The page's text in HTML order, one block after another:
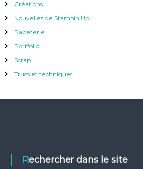
Créations
Nouvelles de Stampin'Up!
Papeterie
Portfolio
Scrap
Trucs et techniques
Rechercher dans le site